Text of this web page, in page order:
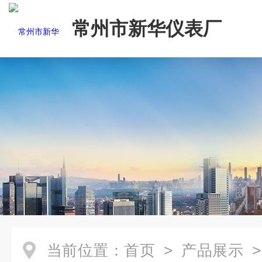
常州市新华仪表厂
当前位置： 首页 > 产品展示